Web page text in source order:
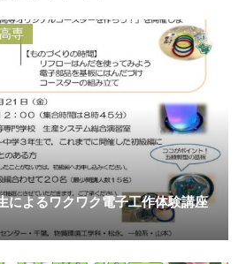
によるワクワク電子工作体験講座
高専